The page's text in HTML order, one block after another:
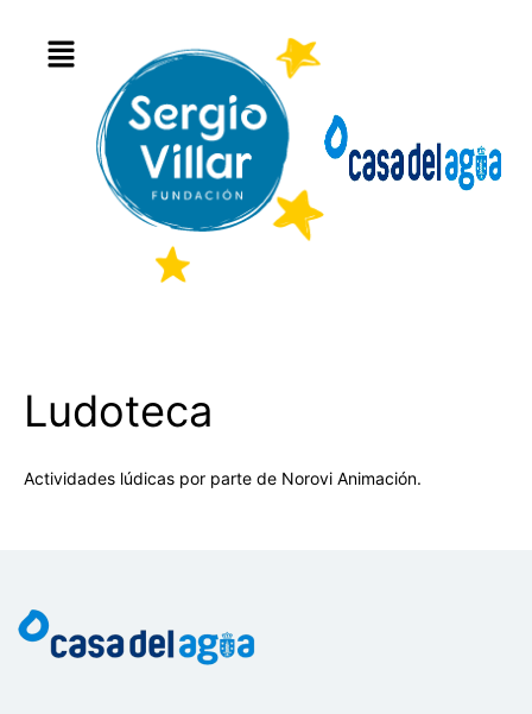
Ludoteca
Actividades lúdicas por parte de Norovi Animación.